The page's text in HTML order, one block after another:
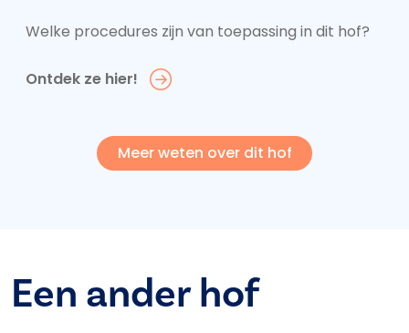
Welke procedures zijn van toepassing in dit hof?
Ontdek ze hier!
Meer weten over dit hof
Een ander hof